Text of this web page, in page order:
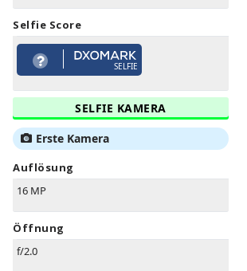
Selfie Score
SELFIE
SELFIE KAMERA
Erste Kamera
Auflösung
16 MP
Öffnung
f/2.0